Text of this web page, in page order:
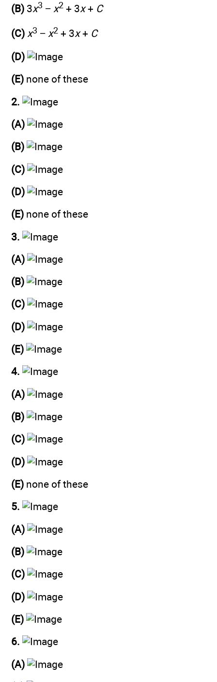
(B) 3x3 − x2 + 3x + C
(C) x3 − x2 + 3x + C
(D)
(E) none of these
2.
(A)
(B)
(C)
(D)
(E) none of these
3.
(A)
(B)
(C)
(D)
(E)
4.
(A)
(B)
(C)
(D)
(E) none of these
5.
(A)
(B)
(C)
(D)
(E)
6.
(A)